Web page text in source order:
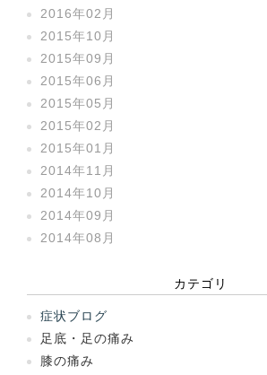
2016年02月
2015年10月
2015年09月
2015年06月
2015年05月
2015年02月
2015年01月
2014年11月
2014年10月
2014年09月
2014年08月
カテゴリ
症状ブログ
足底・足の痛み
膝の痛み